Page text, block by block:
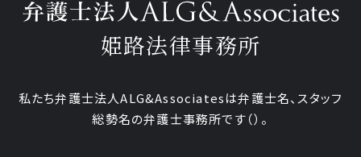
姫路法律事務所
私たち弁護士法人ALG&Associatesは弁護士名、 スタッフ
総勢名の弁護士事務所です（）。